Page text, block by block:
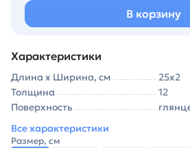
В корзину
Характеристики
Длина х Ширина, см
25х2
Толщина
12
Поверхность
Все характеристики
Размер, см